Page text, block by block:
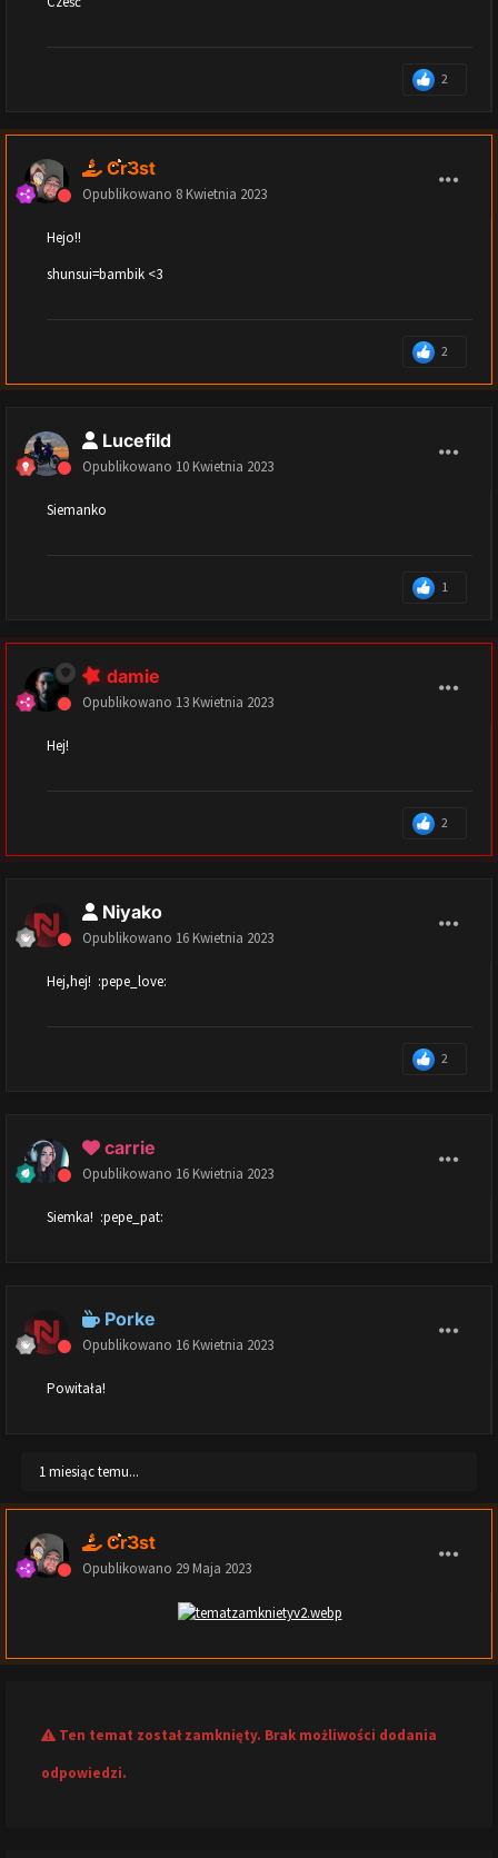
2
Cr3st
Opublikowano 8 Kwietnia 2023
Hejo!!
shunsui=bambik <3
2
Lucefild
Opublikowano 10 Kwietnia 2023
Siemanko
1
damie
Opublikowano 13 Kwietnia 2023
Hej!
2
Niyako
Opublikowano 16 Kwietnia 2023
Hej,hej! :pepe_love:
2
carrie
Opublikowano 16 Kwietnia 2023
Siemka! :pepe_pat:
Porke
Opublikowano 16 Kwietnia 2023
Powitała!
1 miesiąc temu...
Cr3st
Opublikowano 29 Maja 2023
Ten temat został zamknięty. Brak możliwości dodania
odpowiedzi.